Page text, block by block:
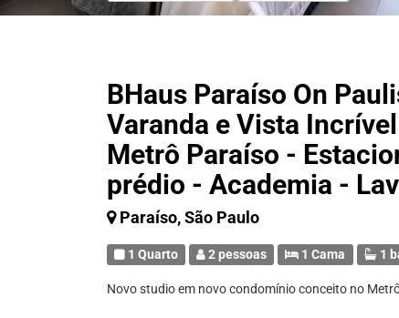
BHaus Paraíso On
Varanda e Vista
Metrô Paraíso -
prédio - Academia -
Paraíso, São Paulo
1 Quarto 2 pessoas 1 Cama 1
Novo studio em novo condomínio conceito no